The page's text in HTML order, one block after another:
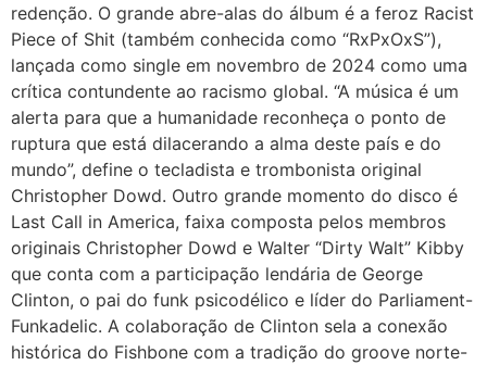
redenção. O grande abre-alas do álbum é a feroz Racist
Piece of Shit (também conhecida como “RxPxOxS”),
lançada como single em novembro de 2024 como uma
crítica contundente ao racismo global. “A música é um
alerta para que a humanidade reconheça o ponto de
ruptura que está dilacerando a alma deste país e do
mundo”, define o tecladista e trombonista original
Christopher Dowd. Outro grande momento do disco é
Last Call in America, faixa composta pelos membros
originais Christopher Dowd e Walter “Dirty Walt” Kibby
que conta com a participação lendária de George
Clinton, o pai do funk psicodélico e líder do Parliament-
Funkadelic. A colaboração de Clinton sela a conexão
histórica do Fishbone com a tradição do groove norte-